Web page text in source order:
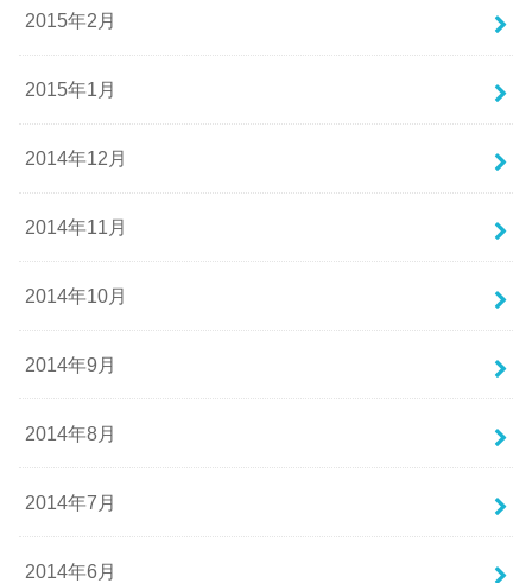
2015年2月
2015年1月
2014年12月
2014年11月
2014年10月
2014年9月
2014年8月
2014年7月
2014年6月